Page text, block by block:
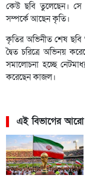
কেউ ছবি তুলেছেন। সে
সম্পর্কে আছেন কৃতি।
কৃতির অভিনীত শেষ ছবি
দ্বৈত চরিত্রে অভিনয়
সমালোচনা হচ্ছে
করেছেন কাজল।
এই বিভাগের আরো